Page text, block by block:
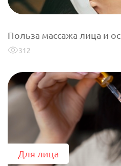
Польза массажа лица и
312
Для лица